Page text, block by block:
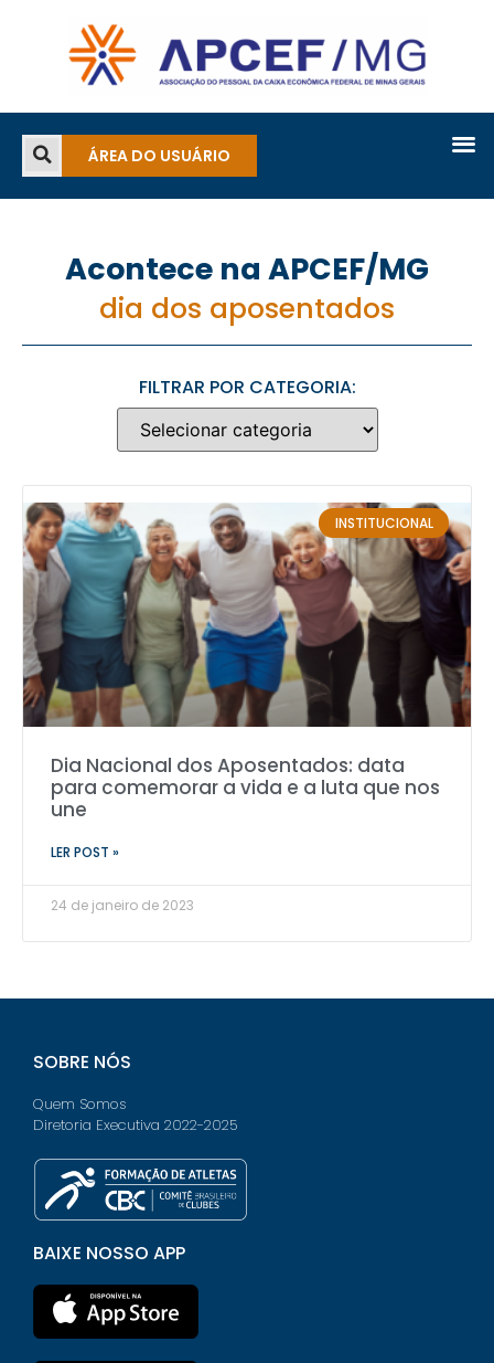
ÁREA DO USUÁRIO
Acontece na APCEF/MG
dia dos aposentados
FILTRAR POR CATEGORIA:
INSTITUCIONAL
Dia Nacional dos Aposentados: data
para comemorar a vida e a luta que nos
une
LER POST »
24 de janeiro de 2023
SOBRE NÓS
Quem Somos
Diretoria Executiva 2022-2025
BAIXE NOSSO APP